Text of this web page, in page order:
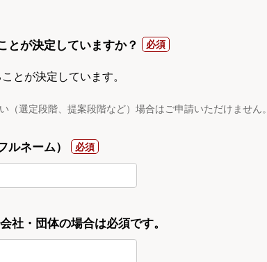
とが決定していますか？
とが決定しています。
（選定段階、提案段階など）場合はご申請いただけません。
ルネーム）
社・団体の場合は必須です。